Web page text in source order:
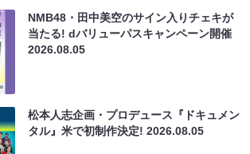
NMB48・田中美空のサイン入りチェキが
当たる! dバリューパスキャンペーン開催
2026.08.05
松本人志企画・プロデュース『ドキュメン
タル』米で初制作決定!2026.08.05